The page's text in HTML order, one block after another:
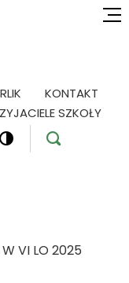
KONTAKT
SZKOŁY
 
VI LO 2025